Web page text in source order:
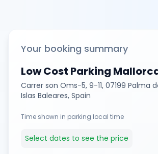
Your booking summary
Low Cost Parking
Carrer son Oms-5, 9-11, 07199 Palma
Islas Baleares, Spain
Time shown in parking local time
Select dates to see the price